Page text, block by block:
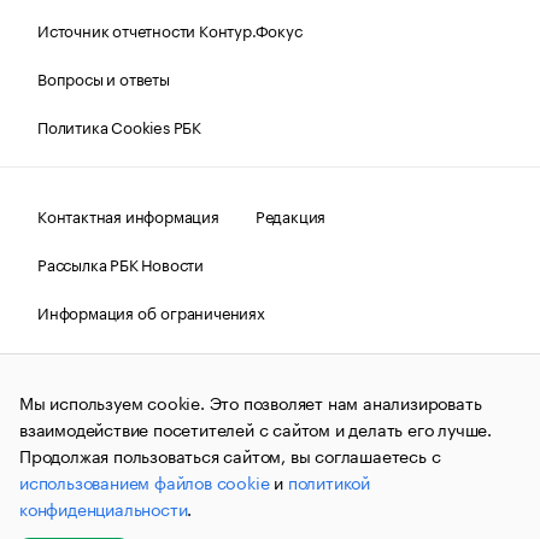
Источник отчетности Контур.Фокус
Вопросы и ответы
Политика Cookies РБК
Контактная информация
Редакция
Рассылка РБК Новости
Информация об ограничениях
Правовая информация
О соблюдении авторских прав
© АО «РОСБИЗНЕСКОНСАЛТИНГ»,1995–2026.Сообщения
и материалы информационного агентства «РБК»
(зарегистрировано Федеральной службой по надзору в сфере
связи, информационных технологий и массовых
коммуникаций (Роскомнадзор) 09.12.2015 за номером ИА
№ФС77-63848) сопровождаются пометкой «РБК». Отдельные
публикации могут содержать информацию,
Мы используем cookie. Это позволяет нам анализировать
взаимодействие посетителей с сайтом и делать его лучше.
Продолжая пользоваться сайтом, вы соглашаетесь с
использованием файлов cookieи политикой
конфиденциальности.